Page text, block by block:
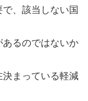
、該当しない国
るのではないか
まっている軽減